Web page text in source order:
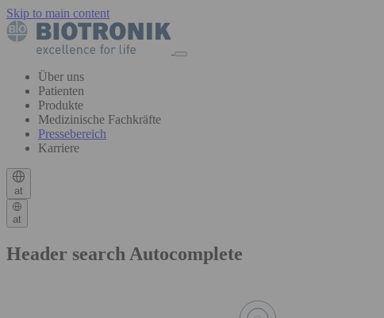
Skip to main content
Über uns
Patienten
Produkte
Medizinische Fachkräfte
Pressebereich
Karriere
at
at
Header search Autocomplete